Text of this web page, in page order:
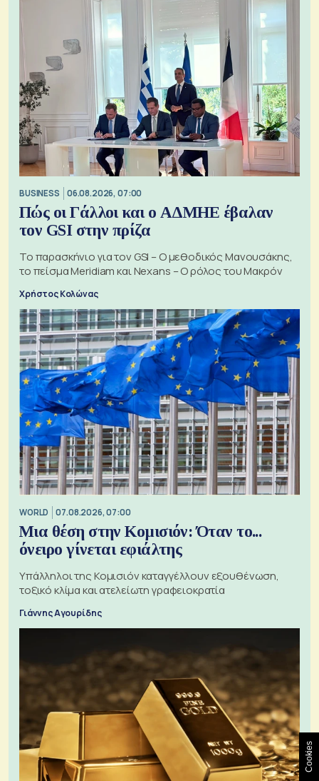
BUSINESS 06.08.2026, 07:00
Πώς οι Γάλλοι και ο ΑΔΜΗΕ έβαλαν
τον GSI στην πρίζα
Το παρασκήνιο για τον GSI – Ο μεθοδικός Μανουσάκης,
το πείσμα Meridiam και Nexans – Ο ρόλος του Μακρόν
Χρήστος Κολώνας
WORLD 07.08.2026, 07:00
Μια θέση στην Κομισιόν: Όταν το...
όνειρο γίνεται εφιάλτης
Υπάλληλοι της Κομισιόν καταγγέλλουν εξουθένωση,
τοξικό κλίμα και ατελείωτη γραφειοκρατία
Γιάννης Αγουρίδης
Cookies